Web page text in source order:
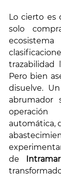
Lo cierto es
solo
trazabilidad
Pero bien
disuelve.
abrumador
automática,
de